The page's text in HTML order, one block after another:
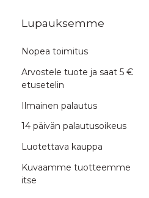
Lupauksemme
Nopea toimitus
Arvostele tuote ja saat 5 €
etusetelin
Ilmainen palautus
14 päivän palautusoikeus
Luotettava kauppa
Kuvaamme tuotteemme
itse